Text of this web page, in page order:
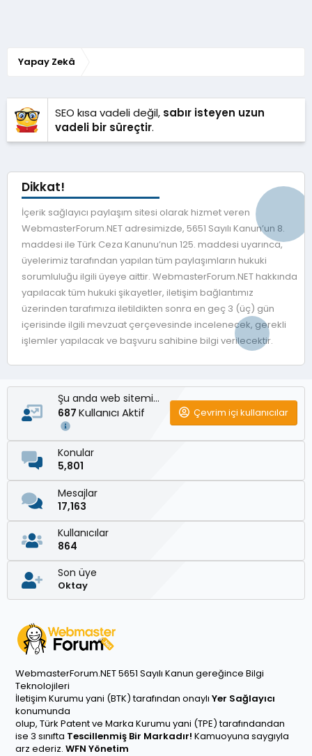
Yapay Zekâ
SEO kısa vadeli değil, sabır isteyen uzun
vadeli bir süreçtir.
Dikkat!
İçerik sağlayıcı paylaşım sitesi olarak hizmet veren
WebmasterForum.NET adresimizde, 5651 Sayılı Kanun’un 8.
maddesi ile Türk Ceza Kanunu’nun 125. maddesi uyarınca,
üyelerimiz tarafından yapılan tüm paylaşımların hukuki
sorumluluğu ilgili üyeye aittir. WebmasterForum.NET hakkında
yapılacak tüm hukuki şikayetler, iletişim bağlantımız
üzerinden tarafımıza iletildikten sonra en geç 3 (üç) gün
içerisinde ilgili mevzuat çerçevesinde incelenecek, gerekli
işlemler yapılacak ve başvuru sahibine bilgi verilecektir.
Şu anda web sitemizde
687 Kullanıcı Aktif Çevrim içi kullanıcılar
Konular
5,801
Mesajlar
17,163
Kullanıcılar
864
Son üye
Oktay
WebmasterForum.NET 5651 Sayılı Kanun gereğince Bilgi
Teknolojileri
İletişim Kurumu yani (BTK) tarafından onaylı Yer Sağlayıcı
konumunda
olup, Türk Patent ve Marka Kurumu yani (TPE) tarafındandan
ise 3 sınıfta Tescillenmiş Bir Markadır! Kamuoyuna saygıyla
arz ederiz. WFN Yönetim